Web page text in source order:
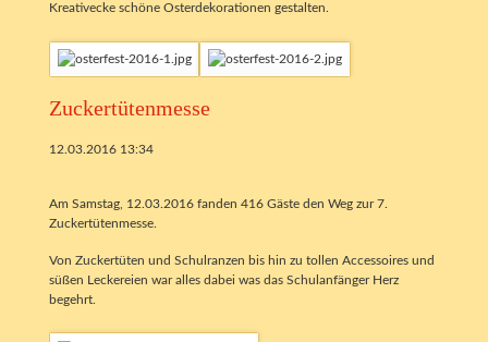
Kreativecke schöne Osterdekorationen gestalten.
Zuckertütenmesse
12.03.2016 13:34
Am Samstag, 12.03.2016 fanden 416 Gäste den Weg zur 7.
Zuckertütenmesse.
Von Zuckertüten und Schulranzen bis hin zu tollen Accessoires und
süßen Leckereien war alles dabei was das Schulanfänger Herz
begehrt.